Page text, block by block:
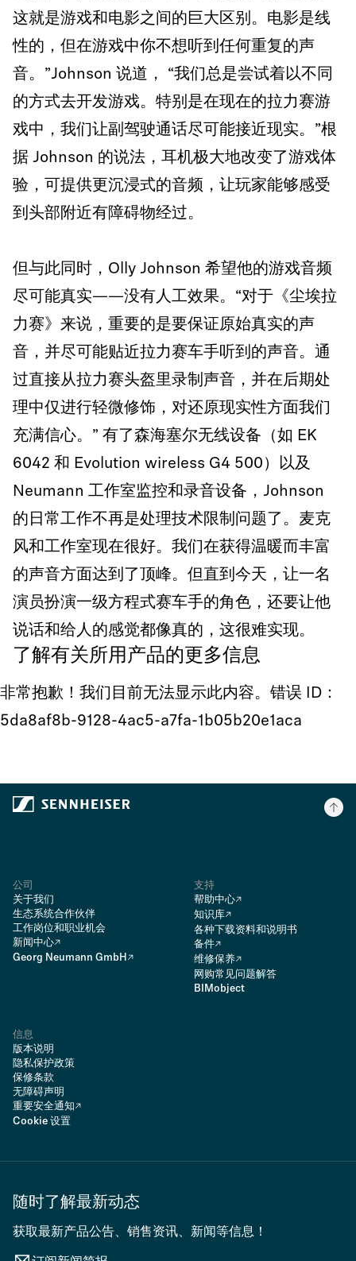
这就是游戏和电影之间的巨大区别。电影是线
性的，但在游戏中你不想听到任何重复的声
音。”Johnson 说道， “我们总是尝试着以不同
的方式去开发游戏。特别是在现在的拉力赛游
戏中，我们让副驾驶通话尽可能接近现实。”根
据 Johnson 的说法，耳机极大地改变了游戏体
验，可提供更沉浸式的音频，让玩家能够感受
到头部附近有障碍物经过。
但与此同时，Olly Johnson 希望他的游戏音频
尽可能真实——没有人工效果。“对于《尘埃拉
力赛》来说，重要的是要保证原始真实的声
音，并尽可能贴近拉力赛车手听到的声音。通
过直接从拉力赛头盔里录制声音，并在后期处
理中仅进行轻微修饰，对还原现实性方面我们
充满信心。” 有了森海塞尔无线设备（如 EK
6042 和 Evolution wireless G4 500）以及
Neumann 工作室监控和录音设备，Johnson
的日常工作不再是处理技术限制问题了。麦克
风和工作室现在很好。我们在获得温暖而丰富
的声音方面达到了顶峰。但直到今天，让一名
演员扮演一级方程式赛车手的角色，还要让他
说话和给人的感觉都像真的，这很难实现。
了解有关所用产品的更多信息
非常抱歉！我们目前无法显示此内容。错误 ID：
5da8af8b-9128-4ac5-a7fa-1b05b20e1aca
公司
关于我们
生态系统合作伙伴
工作岗位和职业机会
新闻中心
Georg Neumann GmbH
支持
帮助中心
知识库
各种下载资料和说明书
备件
维修保养
网购常见问题解答
BIMobject
信息
版本说明
隐私保护政策
保修条款
无障碍声明
重要安全通知
Cookie 设置
随时了解最新动态
获取最新产品公告、销售资讯、新闻等信息！